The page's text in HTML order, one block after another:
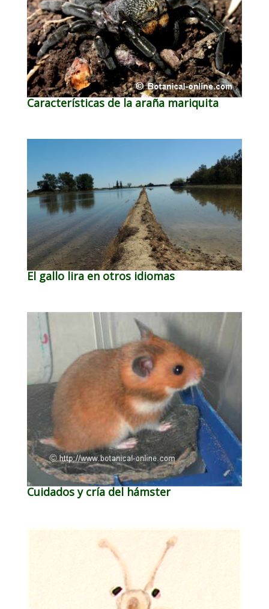
Características de la araña mariquita
El gallo lira en otros idiomas
Cuidados y cría del hámster